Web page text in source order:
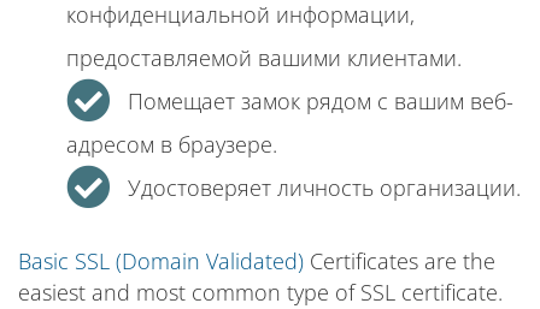
конфиденциальной информации,
предоставляемой вашими клиентами.
Помещает замок рядом с вашим веб-
адресом в браузере.
Удостоверяет личность организации.
Basic SSL (Domain Validated) Certificates are the
easiest and most common type of SSL certificate.